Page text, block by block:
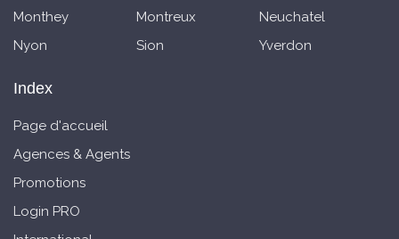
Monthey
Montreux
Neuchatel
Nyon
Sion Yverdon
Index
Page d'accueil
Agences & Agents
Promotions
Login PRO